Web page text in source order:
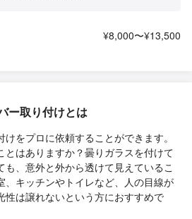
¥8,000〜¥13,500
ー取り付けとは
をプロに依頼することができます。
とはありますか？曇りガラスを付けて
、意外と外から透けて見えているこ
、キッチンやトイレなど、人の目線が
性は譲れないという方におすすめで